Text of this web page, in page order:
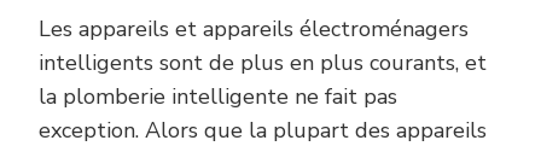
Les appareils et appareils électroménagers
intelligents sont de plus en plus courants, et
la plomberie intelligente ne fait pas
exception. Alors que la plupart des appareils